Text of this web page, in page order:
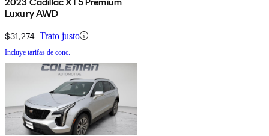
Luxury AWD
$31,274 Trato justo
Incluye tarifas de conc.